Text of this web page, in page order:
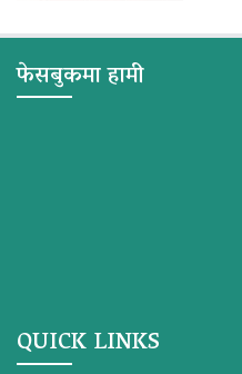
फेसबुकमा हामी
QUICK LINKS